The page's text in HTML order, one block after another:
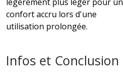
confort accru lors d'une
utilisation prolongée.
Infos et Conclusion